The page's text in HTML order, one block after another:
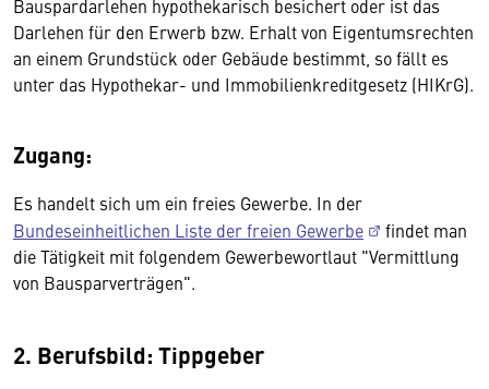
Bauspardarlehen hypothekarisch besichert oder ist das
Darlehen für den Erwerb bzw. Erhalt von Eigentumsrechten
an einem Grundstück oder Gebäude bestimmt, so fällt es
unter das Hypothekar- und Immobilienkreditgesetz (HIKrG).
Zugang:
Es handelt sich um ein freies Gewerbe. In der
Bundeseinheitlichen Liste der freien Gewerbe
findet man
die Tätigkeit mit folgendem Gewerbewortlaut "Vermittlung
von Bausparverträgen".
2. Berufsbild: Tippgeber